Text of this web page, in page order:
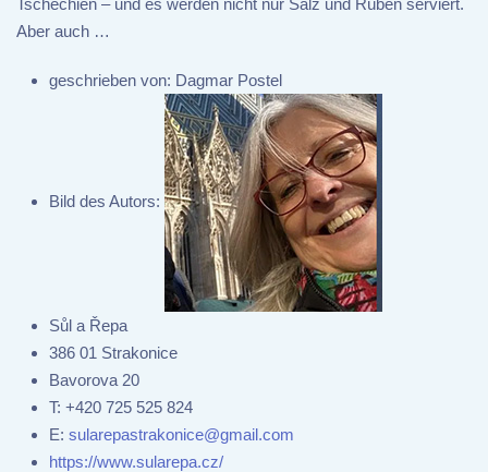
Tschechien – und es werden nicht nur Salz und Rüben serviert.
Aber auch …
geschrieben von: Dagmar Postel
Bild des Autors:
Sůl a Řepa
386 01 Strakonice
Bavorova 20
T: +420 725 525 824
E: sularepastrakonice@gmail.com
https://www.sularepa.cz/